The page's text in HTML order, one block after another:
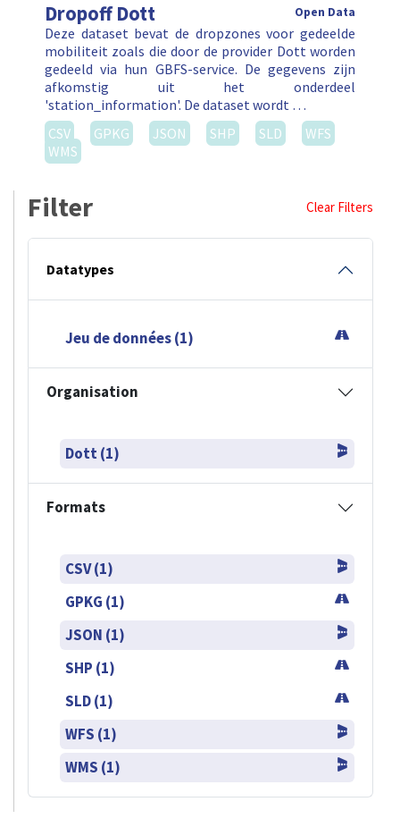
Dropoff Dott Open Data
Deze dataset bevat de dropzones voor gedeelde
mobiliteit zoals die door de provider Dott worden
gedeeld via hun GBFS-service. De gegevens zijn
afkomstig uit het onderdeel
'station_information'. De dataset wordt …
CSV
GPKG JSON SHP SLD
WFS
WMS
Filter Clear Filters
Datatypes
Jeu de données (1)
Organisation
Dott (1)
Formats
CSV (1)
GPKG (1)
JSON (1)
SHP (1)
SLD (1)
WFS (1)
WMS (1)